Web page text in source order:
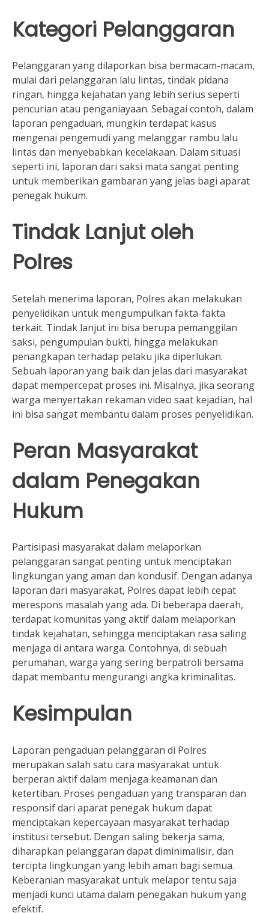
Kategori Pelanggaran
Pelanggaran yang dilaporkan bisa bermacam-macam,
mulai dari pelanggaran lalu lintas, tindak pidana
ringan, hingga kejahatan yang lebih serius seperti
pencurian atau penganiayaan. Sebagai contoh, dalam
laporan pengaduan, mungkin terdapat kasus
mengenai pengemudi yang melanggar rambu lalu
lintas dan menyebabkan kecelakaan. Dalam situasi
seperti ini, laporan dari saksi mata sangat penting
untuk memberikan gambaran yang jelas bagi aparat
penegak hukum.
Tindak Lanjut oleh
Polres
Setelah menerima laporan, Polres akan melakukan
penyelidikan untuk mengumpulkan fakta-fakta
terkait. Tindak lanjut ini bisa berupa pemanggilan
saksi, pengumpulan bukti, hingga melakukan
penangkapan terhadap pelaku jika diperlukan.
Sebuah laporan yang baik dan jelas dari masyarakat
dapat mempercepat proses ini. Misalnya, jika seorang
warga menyertakan rekaman video saat kejadian, hal
ini bisa sangat membantu dalam proses penyelidikan.
Peran Masyarakat
dalam Penegakan
Hukum
Partisipasi masyarakat dalam melaporkan
pelanggaran sangat penting untuk menciptakan
lingkungan yang aman dan kondusif. Dengan adanya
laporan dari masyarakat, Polres dapat lebih cepat
merespons masalah yang ada. Di beberapa daerah,
terdapat komunitas yang aktif dalam melaporkan
tindak kejahatan, sehingga menciptakan rasa saling
menjaga di antara warga. Contohnya, di sebuah
perumahan, warga yang sering berpatroli bersama
dapat membantu mengurangi angka kriminalitas.
Kesimpulan
Laporan pengaduan pelanggaran di Polres
merupakan salah satu cara masyarakat untuk
berperan aktif dalam menjaga keamanan dan
ketertiban. Proses pengaduan yang transparan dan
responsif dari aparat penegak hukum dapat
menciptakan kepercayaan masyarakat terhadap
institusi tersebut. Dengan saling bekerja sama,
diharapkan pelanggaran dapat diminimalisir, dan
tercipta lingkungan yang lebih aman bagi semua.
Keberanian masyarakat untuk melapor tentu saja
menjadi kunci utama dalam penegakan hukum yang
efektif.